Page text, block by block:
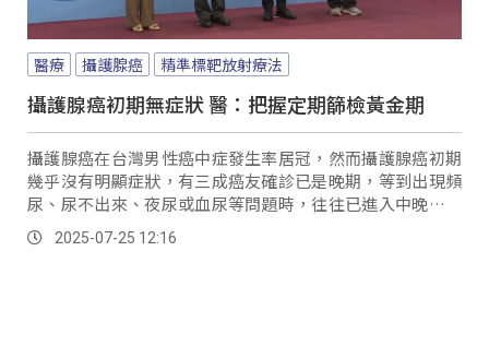
醫療 攝護腺癌 精準標靶放射療法
攝護腺癌初期無症狀 醫：把握定期篩檢黃金期
攝護腺癌在台灣男性癌中症發生率居冠，然而攝護腺癌初期
幾乎沒有明顯症狀，有三成癌友確診已是晚期，等到出現頻
尿、尿不出來、夜尿或血尿等問題時，往往已進入中晚期；
部分病人還會有射精疼痛、精液帶血，甚至骨頭痠痛、背痛
等轉移性症狀，醫師提醒這些都是不能忽視的警訊。
2025-07-25 12:16